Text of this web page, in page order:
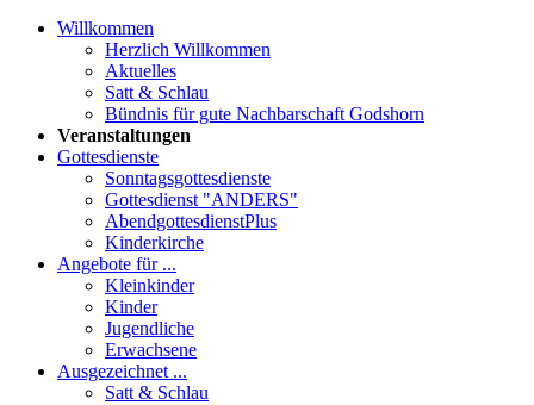
Willkommen
Herzlich Willkommen
Aktuelles
Satt & Schlau
Bündnis für gute Nachbarschaft Godshorn
Veranstaltungen
Gottesdienste
Sonntagsgottesdienste
Gottesdienst "ANDERS"
AbendgottesdienstPlus
Kinderkirche
Angebote für ...
Kleinkinder
Kinder
Jugendliche
Erwachsene
Ausgezeichnet ...
Satt & Schlau